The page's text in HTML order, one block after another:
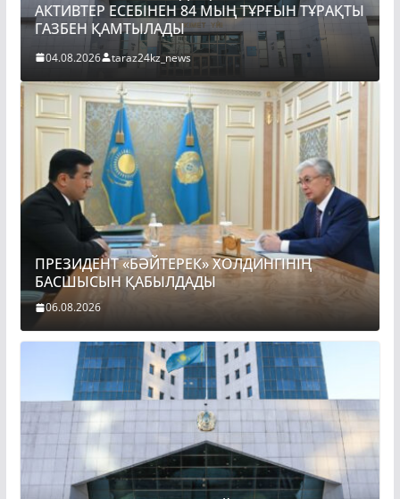
ТҰРҒЫН ТҰРАҚТЫ
ПРЕЗИДЕНТ «БӘЙТЕРЕК»
БАСШЫСЫН ҚАБЫЛДАДЫ
06.08.2026 taraz24kz_news
ПРЕЗИДЕНТ «БӘЙТЕРЕК» ХОЛДИНГІНІҢ
БАСШЫСЫН ҚАБЫЛДАДЫ
06.08.2026